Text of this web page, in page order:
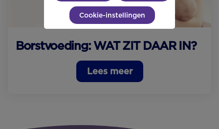
Borstvoeding: WAT ZIT DAAR IN?
Lees meer
Cookie-instellingen